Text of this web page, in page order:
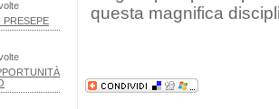
questa magnifica